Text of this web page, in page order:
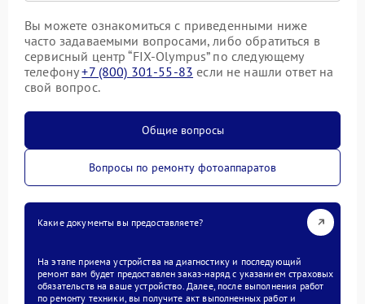
Вы можете ознакомиться с приведенными ниже
часто задаваемыми вопросами, либо обратиться в
сервисный центр “FIX-Olympus” по следующему
телефону+7 (800) 301-55-83 если не нашли ответ на
свой вопрос.
Общие вопросы
Вопросы по ремонту фотоаппаратов
Какие документы вы предоставляете?
На этапе приема устройства на диагностику и последующий
ремонт вам будет предоставлен заказ-наряд с указанием страховых
обязательств на ваше устройство. Далее, после выполнения работ
по ремонту техники, вы получите акт выполненных работ и